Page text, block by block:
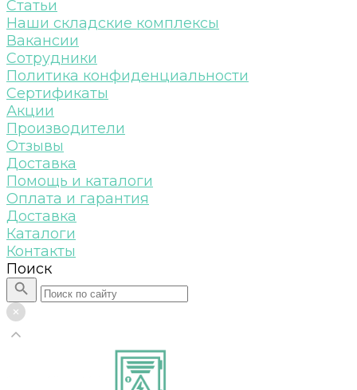
Статьи
Наши складские комплексы
Вакансии
Сотрудники
Политика конфиденциальности
Сертификаты
Акции
Производители
Отзывы
Доставка
Помощь и каталоги
Оплата и гарантия
Доставка
Каталоги
Контакты
Поиск